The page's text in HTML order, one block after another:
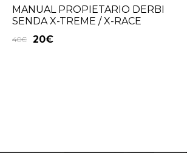
MANUAL PROPIETARIO DERBI
SENDA X-TREME / X-RACE
40€ 20€